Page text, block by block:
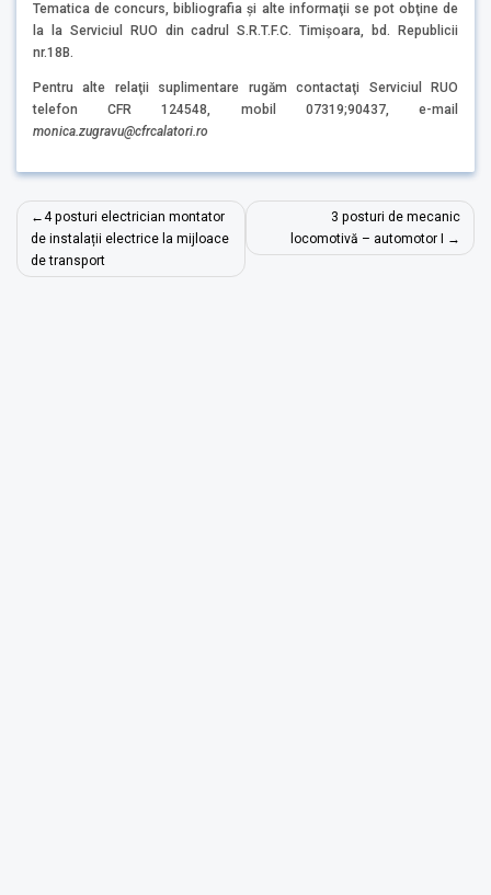
Tematica de concurs, bibliografia şi alte informaţii se pot obţine de
la la Serviciul RUO din cadrul S.R.T.F.C. Timişoara, bd. Republicii
nr.18B.
Pentru alte relaţii suplimentare rugăm contactaţi Serviciul RUO
telefon CFR 124548, mobil 07319;90437, e-mail
monica.zugravu@cfrcalatori.ro
Navigare
în
articole
4 posturi electrician montator
de instalații electrice la mijloace
de transport
3 posturi de mecanic
locomotivă – automotor I